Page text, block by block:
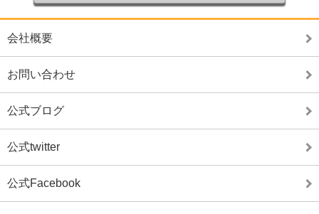
会社概要
お問い合わせ
公式ブログ
公式twitter
公式Facebook